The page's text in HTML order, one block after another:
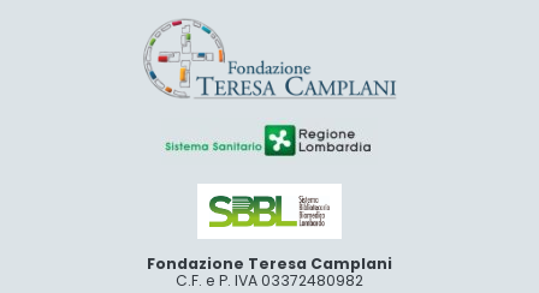
Fondazione Teresa Camplani
C.F. e P. IVA 03372480982